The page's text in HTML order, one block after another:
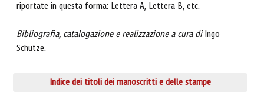
riportate in questa forma: Lettera A, Lettera B, etc.
Bibliografia, catalogazione e realizzazione a cura diIngo
Schütze.
Indice dei titoli dei manoscritti e delle stampe